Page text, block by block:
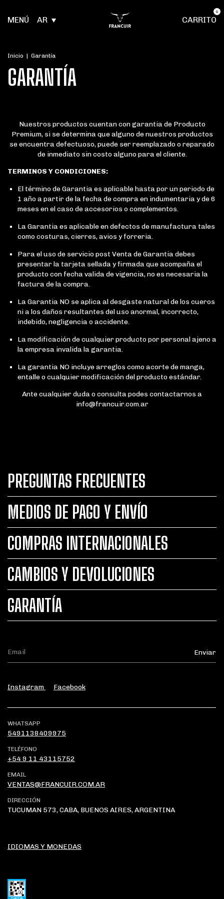
MENÚ AR CARRITO
0
Inicio | Garantía
GARANTÍA
Nuestros productos cuentan con garantia de Producto
Premium, si se determina que alguno de nuestros productos
se encuentra defectuoso, puede ser reemplazado o reparado
de inmediato sin costo alguno para el cliente.
TERMINOS Y CONDICIONES:
El término de Garantia es aplicable hasta por un periodo de
1 año a partir de la fecha de compra en indumentaria y de 6
meses en el caso de accesorios o complementos.
La Garantia es aplicable en defectos de manufactura tales
como costuras, cierres, avios y forreria.
Para el uso de servicio post Venta de Garantia debes
presentar la tarjeta sellada y firmada que acompaña el
producto con fecha valida de vigencia, no es necesaria la
factura de la compra.
La Garantia NO se aplica al desgaste natural de los cueros
ni a los daños resultantes del uso anormal, incorrecto,
indebido, negligencia o accidente.
La modificación de cualquier producto por personal ajeno a
la empresa invalida la garantia.
La garantia NO incluye arreglos como acorte de manga,
entalle o cualquier modificación del producto estándar.
Ante cualquier duda o consulta podes contactarnos a
info@francuir.com.ar
PREGUNTAS FRECUENTES
MEDIOS DE PAGO Y ENVÍO
COMPRAS INTERNACIONALES
CAMBIOS Y DEVOLUCIONES
GARANTÍA
Instagram Facebook
WHATSAPP
5491138409975
TELÉFONO
+54 9 11 43115752
EMAIL
VENTAS@FRANCUIR.COM.AR
DIRECCIÓN
TUCUMAN 573, CABA, BUENOS AIRES, ARGENTINA
IDIOMAS Y MONEDAS